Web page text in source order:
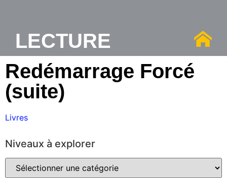
LECTURE
Redémarrage Forcé
(suite)
Livres
Niveaux à explorer